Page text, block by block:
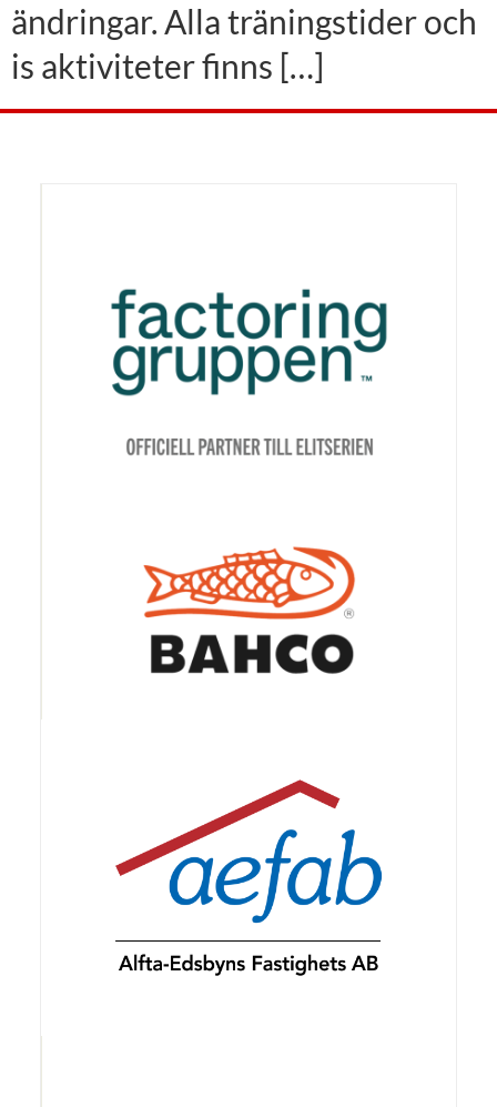
ändringar. Alla träningstider och
is aktiviteter finns […]